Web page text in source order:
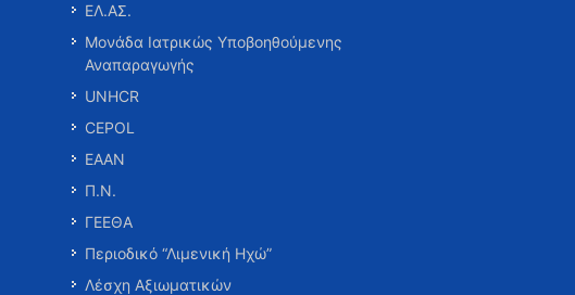
ΕΛ.ΑΣ.
Μονάδα Ιατρικώς Υποβοηθούμενης
Αναπαραγωγής
UNHCR
CEPOL
ΕΑΑΝ
Π.Ν.
ΓΕΕΘΑ
Περιοδικό “Λιμενική Ηχώ”
Λέσχη Αξιωματικών